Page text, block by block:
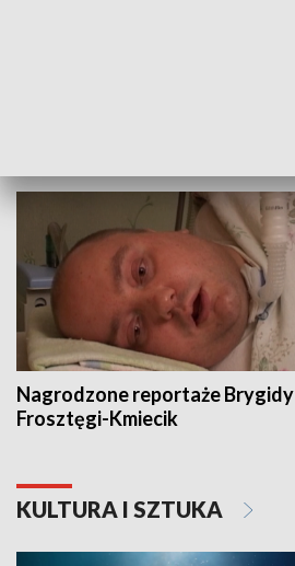
Nagrodzone reportaże Brygidy
Frosztęgi-Kmiecik
KULTURA I SZTUKA